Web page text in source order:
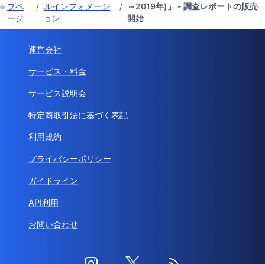
プペ
ージ
/ ルインフォメーシ
ョン
/
～2019年)」 - 調査レポートの販売
開始
運営会社
サービス・料金
サービス説明会
特定商取引法に基づく表記
利用規約
プライバシーポリシー
ガイドライン
API利用
お問い合わせ